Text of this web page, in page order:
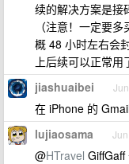
续的解决方案是接
（注意！一定要
概 48 小时左右会
上后续可以正常用
jiashuaibei
在 iPhone 的
lujiaosama
@HTravel GiffGaff